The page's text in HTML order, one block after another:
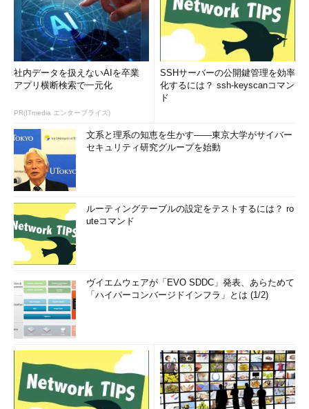
［ウィンドウの色とデザイン］ダイアログの画面
［ウィンドウの色とデザイン］ダイアログで、
「指定する部分」のプルダウンメニューから「ウ
をデフォルトの「4」から、細くしたければ「0」
に変更する。
（1）「指定する部分」のプルダウンメニューか
ら「ウィンドウの境界の間隔」を選択する。
（2）
「サイズ」をデフォルトの「4」から
「0」に変更すれば、ウィンドウ枠が細くなる。
■Windows 8／8.1の場合
ログがなくなり、グラフィカルユーザーインターフェース
（GUI）でウィンドウ枠の幅などが変更できなくなっている。ウ
ィンドウ枠の幅を変更するには以下のレジストリを操作する必要
がある。
［注意］
レジストリに不正な値を書き込んでしまうと、システムに重大
社内データを扱えないAIを卒業
アプリ横断検索で一元化
PR(ITmedia エンタープライズ)
SSHサーバーの公開鍵管理を効率
化するには？ ssh-keyscanコマン
ド
文系と理系の知恵を生かす――東京大学がサイバー
セキュリティ研究グループを始動
ルーティングテーブルの設定をテストするには？ ro
uteコマンド
ヴイエムウェアが「EVO SDDC」発表、あらためて
「ハイパーコンバージドインフラ」とは (1/2)